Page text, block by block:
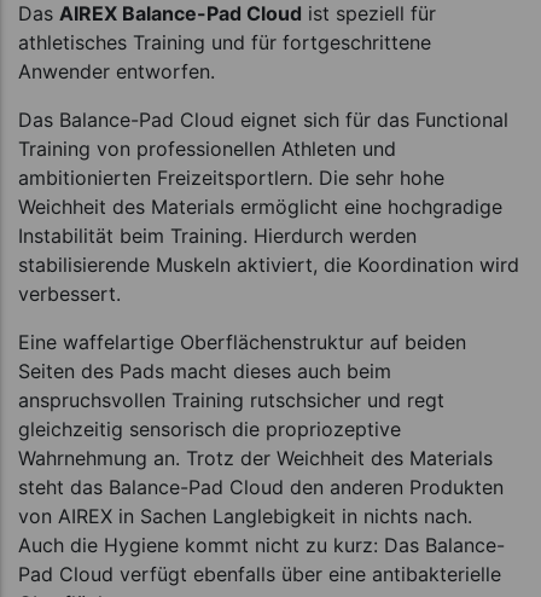
Das AIREX Balance-Pad Cloud ist speziell für
athletisches Training und für fortgeschrittene
Anwender entworfen.
Das Balance-Pad Cloud eignet sich für das Functional
Training von professionellen Athleten und
ambitionierten Freizeitsportlern. Die sehr hohe
Weichheit des Materials ermöglicht eine hochgradige
Instabilität beim Training. Hierdurch werden
stabilisierende Muskeln aktiviert, die Koordination wird
verbessert.
Eine waffelartige Oberflächenstruktur auf beiden
Seiten des Pads macht dieses auch beim
anspruchsvollen Training rutschsicher und regt
gleichzeitig sensorisch die propriozeptive
Wahrnehmung an. Trotz der Weichheit des Materials
steht das Balance-Pad Cloud den anderen Produkten
von AIREX in Sachen Langlebigkeit in nichts nach.
Auch die Hygiene kommt nicht zu kurz: Das Balance-
Pad Cloud verfügt ebenfalls über eine antibakterielle